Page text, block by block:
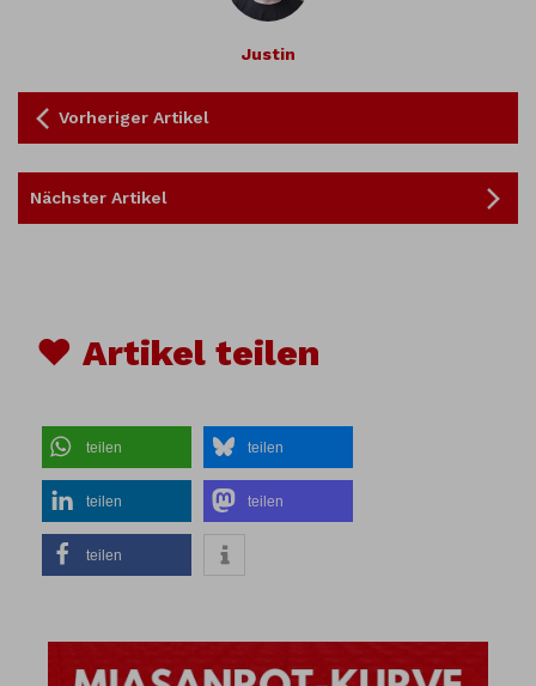
Justin
Vorheriger Artikel
Nächster Artikel
♥ Artikel teilen
teilen teilen
teilen teilen
teilen